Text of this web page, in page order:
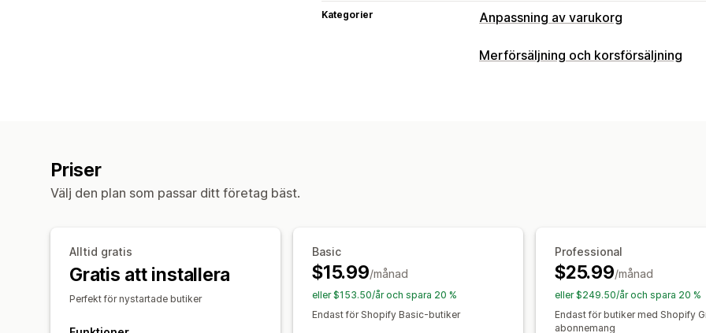
Kategorier Anpassning av varukorg
Varukorgsvisning
Kassaanpassning
Anpassade anteckningar
Hoppa till kassan
Flera språk
Merförsäljning och korsförsäljning
Produkttillägg
Sådant som ofta köps tillsammans
Differentierade rabatter AI-
Prenumerationsuppgradering
Analysverktyg
Priser
Välj den plan som passar ditt företag bäst.
Alltid gratis
Gratis att installera
Perfekt för nystartade butiker
Basic
$15.99/månad
eller $153.50/år och spara 20 %
Endast för Shopify Basic-butiker
Professional
$25.99/månad
eller $249.50/år och spara 20 %
Endast för butiker med Shopify
abonnemang